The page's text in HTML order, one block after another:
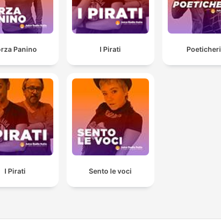
Panino I Pirati
I Pirati Sento le voci